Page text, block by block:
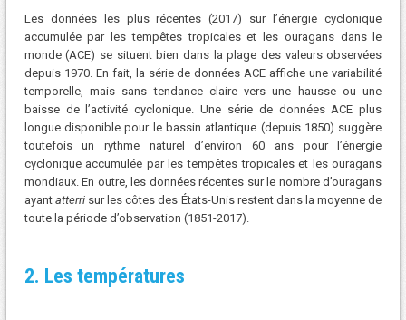
Les données les plus récentes (2017) sur l’énergie cyclonique
accumulée par les tempêtes tropicales et les ouragans dans le
monde (ACE) se situent bien dans la plage des valeurs observées
depuis 1970. En fait, la série de données ACE affiche une variabilité
temporelle, mais sans tendance claire vers une hausse ou une
baisse de l’activité cyclonique. Une série de données ACE plus
longue disponible pour le bassin atlantique (depuis 1850) suggère
toutefois un rythme naturel d’environ 60 ans pour l’énergie
cyclonique accumulée par les tempêtes tropicales et les ouragans
mondiaux. En outre, les données récentes sur le nombre d’ouragans
ayant atterrisur les côtes des États-Unis restent dans la moyenne de
toute la période d’observation (1851-2017).
2. Les températures